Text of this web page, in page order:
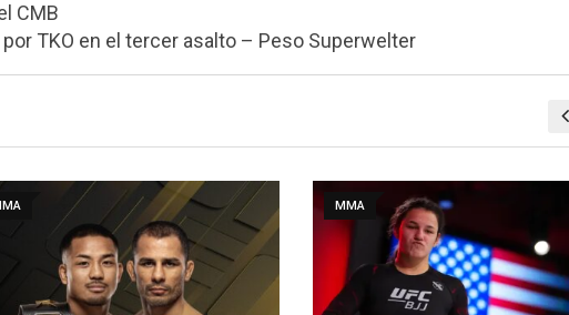
CMB
por TKO en el tercer asalto – Peso Superwelter
MMA